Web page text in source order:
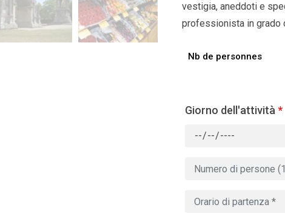
vestigia, aneddoti e
professionista in grado
Nb de personnes
Giorno dell'attività *